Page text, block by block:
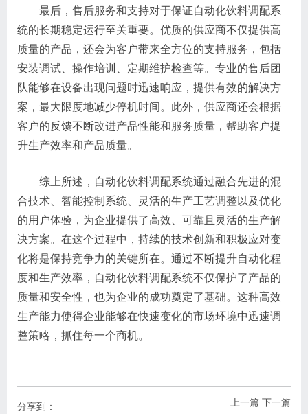
最后，售后服务和支持对于保证自动化饮料调配系
统的长期稳定运行至关重要。优质的供应商不仅提供高
质量的产品，还会为客户带来全方位的支持服务，包括
安装调试、操作培训、定期维护检查等。专业的售后团
队能够在设备出现问题时迅速响应，提供有效的解决方
案，最大限度地减少停机时间。此外，供应商还会根据
客户的反馈不断改进产品性能和服务质量，帮助客户提
升生产效率和产品质量。
综上所述，自动化饮料调配系统通过融合先进的混
合技术、智能控制系统、灵活的生产工艺调整以及优化
的用户体验，为企业提供了高效、可靠且灵活的生产解
决方案。在这个过程中，持续的技术创新和积极应对变
化将是保持竞争力的关键所在。通过不断提升自动化程
度和生产效率，自动化饮料调配系统不仅保护了产品的
质量和安全性，也为企业的成功奠定了基础。这种高效
生产能力使得企业能够在快速变化的市场环境中迅速调
整策略，抓住每一个商机。
上一篇 下一篇
分享到：